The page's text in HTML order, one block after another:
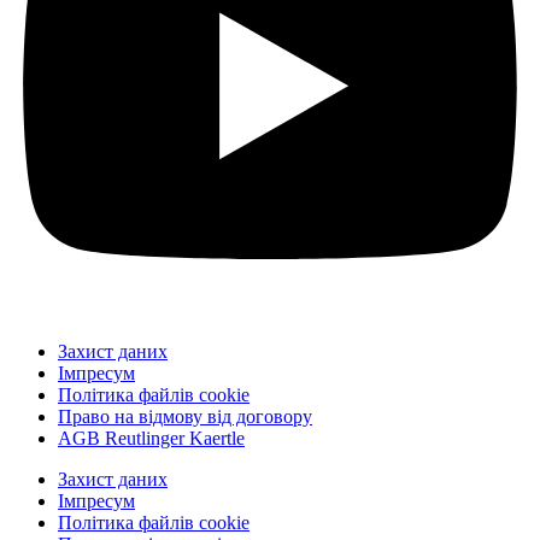
Захист даних
Імпресум
Політика файлів cookie
Право на відмову від договору
AGB Reutlinger Kaertle
Захист даних
Імпресум
Політика файлів cookie